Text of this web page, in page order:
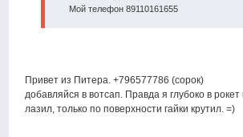
Мой телефон 89110161655
Привет из Питера. +796577786 (сорок)
добавляйся в вотсап. Правда я глубоко в рокет
лазил, только по поверхности гайки крутил. =)